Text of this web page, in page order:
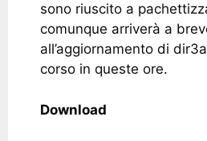
sono riuscito a
comunque arriverà a
all’aggiornamento di
corso in queste ore.
Download